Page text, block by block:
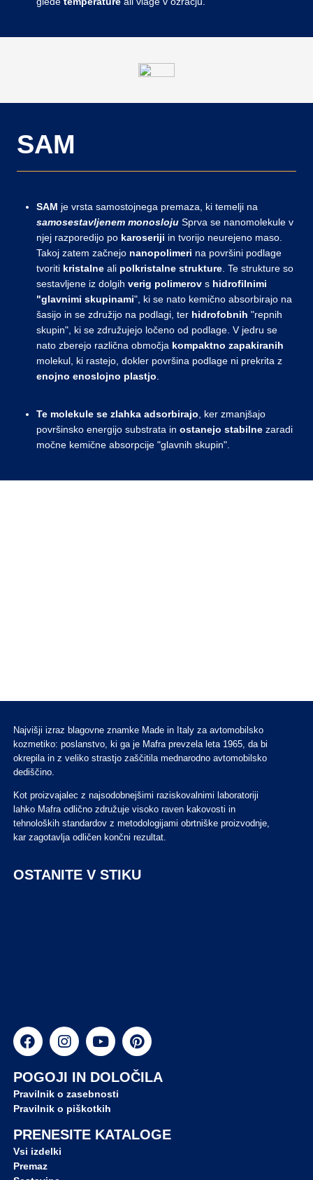
SAM
SAM je vrsta samostojnega premaza, ki temelji na
samosestavljenem monosloju Sprva se nanomolekule v
njej razporedijo po karoseriji in tvorijo neurejeno maso.
Takoj zatem začnejo nanopolimeri na površini podlage
tvoriti kristalne ali polkristalne strukture . Te strukture so
sestavljene iz dolgih verig polimerov s hidrofilnimi
"glavnimi skupinami", ki se nato kemično absorbirajo na
šasijo in se združijo na podlagi, ter hidrofobnih "repnih
skupin", ki se združujejo ločeno od podlage. V jedru se
nato zberejo različna območja kompaktno zapakiranih
molekul, ki rastejo, dokler površina podlage ni prekrita z
enojno enoslojno plastjo
Te molekule se zlahka adsorbirajo , ker zmanjšajo
površinsko energijo substrata in ostanejo stabilne zaradi
močne kemične absorpcije "glavnih skupin".
Najvišji izraz blagovne znamke Made in Italy za avtomobilsko
kozmetiko: poslanstvo, ki ga je Mafra prevzela leta 1965, da bi
okrepila in z veliko strastjo zaščitila mednarodno avtomobilsko
dediščino.
Kot proizvajalec z najsodobnejšimi raziskovalnimi laboratoriji
lahko Mafra odlično združuje visoko raven kakovosti in
tehnoloških standardov z metodologijami obrtniške proizvodnje,
kar zagotavlja odličen končni rezultat.
OSTANITE V STIKU
POGOJI IN DOLOČILA
Pravilnik o zasebnosti
Pravilnik o piškotkih
PRENESITE KATALOGE
Vsi izdelki
Premaz